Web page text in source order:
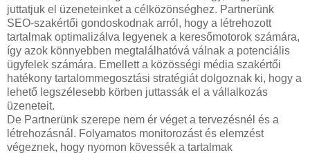
juttatjuk el üzeneteinket a célközönséghez. Partnerünk
SEO-szakértői gondoskodnak arról, hogy a létrehozott
tartalmak optimalizálva legyenek a keresőmotorok számára,
így azok könnyebben megtalálhatóvá válnak a potenciális
ügyfelek számára. Emellett a közösségi média szakértői
hatékony tartalommegosztási stratégiát dolgoznak ki, hogy a
lehető legszélesebb körben juttassák el a vállalkozás
üzeneteit.
De Partnerünk szerepe nem ér véget a tervezésnél és a
létrehozásnál. Folyamatos monitorozást és elemzést
végeznek, hogy nyomon kövessék a tartalmak